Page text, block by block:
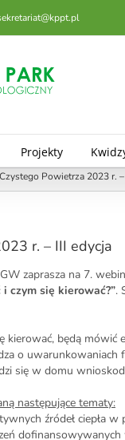
Projekty
Powietrza 2023 r.
r. – III edycja
zaprasza na 7.
i czym się kierować?”.
kierować, będą
o uwarunkowaniach
się w domu
następujące tematy:
źródeł ciepła w